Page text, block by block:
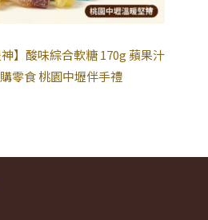
】酸味綜合軟糖 170g 蘋果汁
零食 桃園中壢伴手禮